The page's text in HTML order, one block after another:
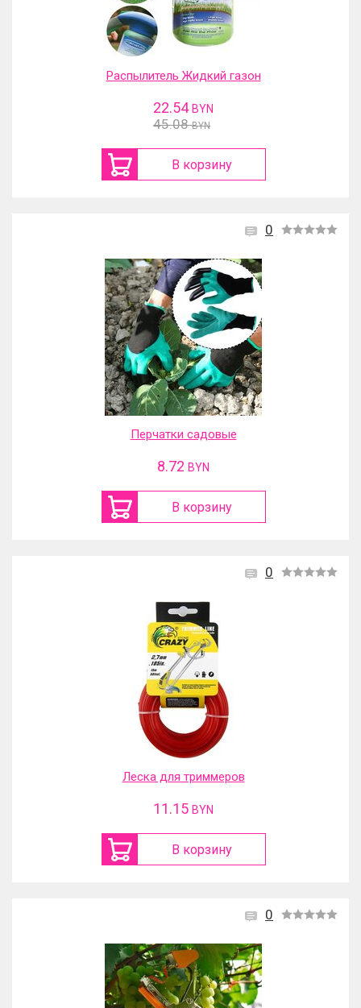
Распылитель Жидкий газон
22.54 BYN
45.08 BYN
В корзину
0
Перчатки садовые
8.72 BYN
В корзину
0
Леска для триммеров
11.15 BYN
В корзину
0